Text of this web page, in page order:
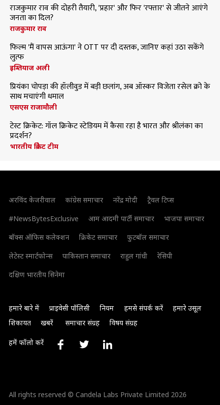
राजकुमार राव की दोहरी तैयारी, 'प्रहार' और फिर 'रफ्तार' से जीतने आएंगे
जनता का दिल?
राजकुमार राव
फिल्म 'मैं वापस आऊंगा' ने OTT पर दी दस्तक, जानिए कहां उठा सकेंगे
लुत्फ
इम्तियाज अली
प्रियंका चोपड़ा की हॉलीवुड में बड़ी छलांग, अब ऑस्कर विजेता रसेल क्रो के
साथ मचाएंगी धमाल
एसएस राजामौली
टेस्ट क्रिकेट: गॉल क्रिकेट स्टेडियम में कैसा रहा है भारत और श्रीलंका का
प्रदर्शन?
भारतीय क्रिकेट टीम
अरविंद केजरीवाल कांग्रेस समाचार नरेंद्र मोदी
ट्रैवल टिप्स
#NewsBytesExclusive
आम आदमी पार्टी समाचार
भाजपा समाचार
बॉक्स ऑफिस कलेक्शन
क्रिकेट समाचार
फुटबॉल समाचार
लेटेस्ट स्मार्टफोन्स
पाकिस्तान समाचार राहुल गांधी
रेसिपी
दक्षिण भारतीय सिनेमा
हमारे बारे में प्राइवेसी पॉलिसी नियम हमसे संपर्क करें
हमारे उसूल
शिकायत
खबरें समाचार संग्रह विषय संग्रह
हमें फॉलो करें
All rights reserved © Candela Labs Private Limited 2026